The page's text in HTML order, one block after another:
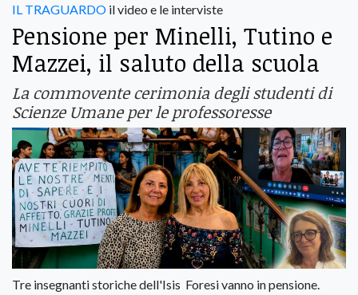
IL TRAGUARDO il video e le interviste
Pensione per Minelli, Tutino e
Mazzei, il saluto della scuola
La commovente cerimonia degli studenti di
Scienze Umane per le professoresse
Tre insegnanti storiche dell'Isis Foresi vanno in pensione.